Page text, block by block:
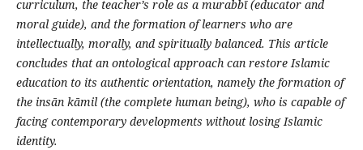
curriculum, the teacher’s role as a murabbī (educator and
moral guide), and the formation of learners who are
intellectually, morally, and spiritually balanced. This article
concludes that an ontological approach can restore Islamic
education to its authentic orientation, namely the formation of
the insān kāmil (the complete human being), who is capable of
facing contemporary developments without losing Islamic
identity.